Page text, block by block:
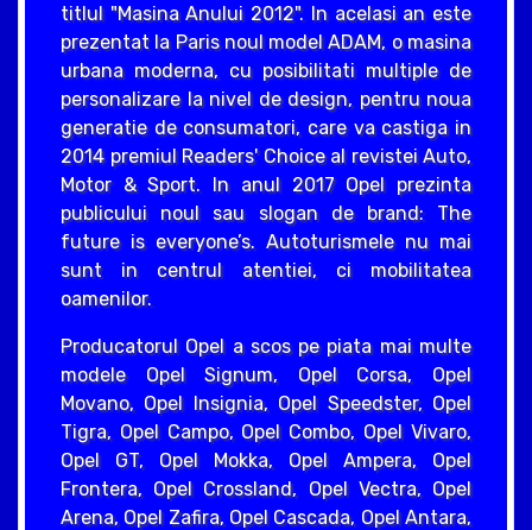
titlul "Masina Anului 2012". In acelasi an este
prezentat la Paris noul model ADAM, o masina
urbana moderna, cu posibilitati multiple de
personalizare la nivel de design, pentru noua
generatie de consumatori, care va castiga in
2014 premiul Readers' Choice al revistei Auto,
Motor & Sport. In anul 2017 Opel prezinta
publicului noul sau slogan de brand: The
future is everyone’s. Autoturismele nu mai
sunt in centrul atentiei, ci mobilitatea
oamenilor.
Producatorul Opel a scos pe piata mai multe
modele Opel Signum, Opel Corsa, Opel
Movano, Opel Insignia, Opel Speedster, Opel
Tigra, Opel Campo, Opel Combo, Opel Vivaro,
Opel GT, Opel Mokka, Opel Ampera, Opel
Frontera, Opel Crossland, Opel Vectra, Opel
Arena, Opel Zafira, Opel Cascada, Opel Antara,